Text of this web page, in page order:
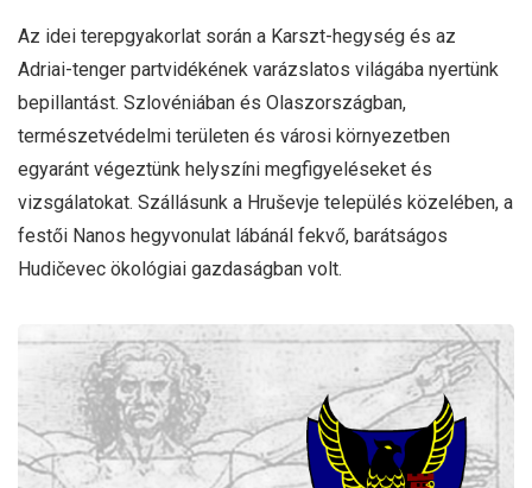
Az idei terepgyakorlat során a Karszt-hegység és az
Adriai-tenger partvidékének varázslatos világába nyertünk
bepillantást. Szlovéniában és Olaszországban,
természetvédelmi területen és városi környezetben
egyaránt végeztünk helyszíni megfigyeléseket és
vizsgálatokat. Szállásunk a Hruševje település közelében, a
festői Nanos hegyvonulat lábánál fekvő, barátságos
Hudičevec ökológiai gazdaságban volt.